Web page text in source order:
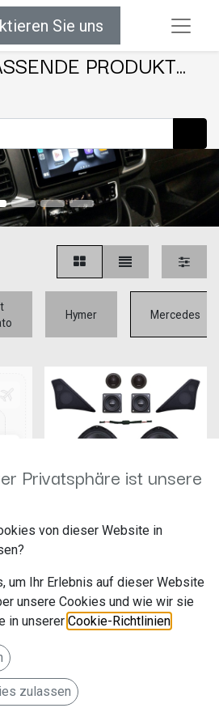
Sie uns
PRODUKT...
Hymer Mercedes
für
€
Hersteller: Jehnert
Artikelnummer: 69781-62
Klang-Performance für den
Fahrzeuge mit Abdeckklappen
auf dem Armaturenbrett und
E3D-Schnittstelle)
1.229,00
Privatsphäre ist unsere
von dieser Website in
um Ihr Erlebnis auf dieser Website
unsere Cookies und wie wir sie
in unserer Cookie-Richtlinien
zulassen